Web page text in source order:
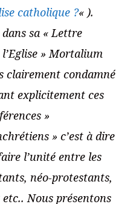
catholique ?« ).
sa « Lettre
» Mortalium
clairement condamné
explicitement ces
»
» c’est à dire
l’unité entre les
néo-protestants,
Nous présentons